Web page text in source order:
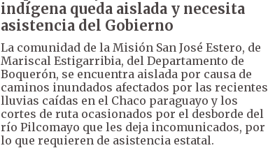
indígena queda aislada y necesita
asistencia del Gobierno
La comunidad de la Misión San José Estero, de
Mariscal Estigarribia, del Departamento de
Boquerón, se encuentra aislada por causa de
caminos inundados afectados por las recientes
lluvias caídas en el Chaco paraguayo y los
cortes de ruta ocasionados por el desborde del
río Pilcomayo que les deja incomunicados, por
lo que requieren de asistencia estatal.